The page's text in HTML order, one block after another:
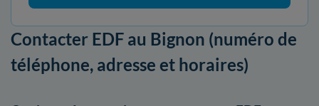
Contacter EDF au Bignon (numéro de
téléphone, adresse et horaires)